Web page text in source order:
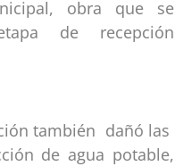
obra que se
de recepción
también dañó las
de agua potable,